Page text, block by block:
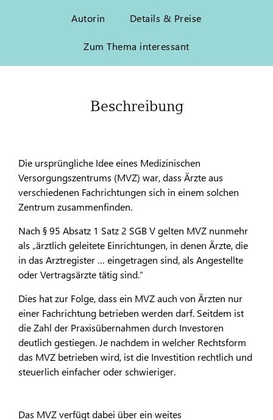
Autorin Details & Preise
Zum Thema interessant
Beschreibung
Die ursprüngliche Idee eines Medizinischen
Versorgungszentrums (MVZ) war, dass Ärzte aus
verschiedenen Fachrichtungen sich in einem solchen
Zentrum zusammenfinden.
Nach § 95 Absatz 1 Satz 2 SGB V gelten MVZ nunmehr
als „ärztlich geleitete Einrichtungen, in denen Ärzte, die
in das Arztregister … eingetragen sind, als Angestellte
oder Vertragsärzte tätig sind.“
Dies hat zur Folge, dass ein MVZ auch von Ärzten nur
einer Fachrichtung betrieben werden darf. Seitdem ist
die Zahl der Praxisübernahmen durch Investoren
deutlich gestiegen. Je nachdem in welcher Rechtsform
das MVZ betrieben wird, ist die Investition rechtlich und
steuerlich einfacher oder schwieriger.
Das MVZ verfügt dabei über ein weites